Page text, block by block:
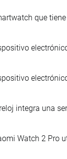
que
integra una
Watch 2 Pro